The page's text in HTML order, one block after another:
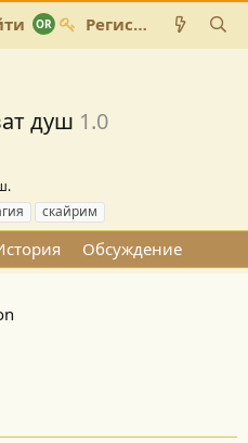
Регистрация
душ 1.0
скайрим
Обсуждение